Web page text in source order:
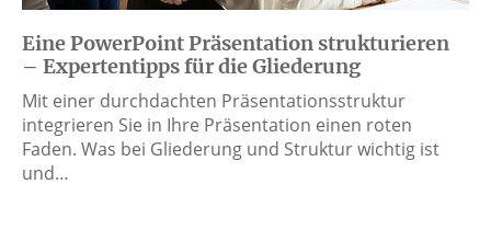
Eine PowerPoint Präsentation strukturieren
– Expertentipps für die Gliederung
Mit einer durchdachten Präsentationsstruktur
integrieren Sie in Ihre Präsentation einen roten
Faden. Was bei Gliederung und Struktur wichtig ist
und…